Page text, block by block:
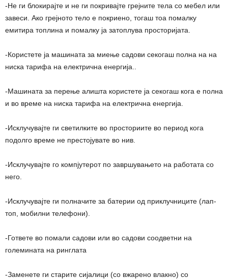
-Не ги блокирајте и не ги покривајте грејните тела со мебел или
завеси. Ако грејното тело е покриено, тогаш тоа помалку
емитира топлина и помалку ја затоплува просторијата.
-Користете ја машината за миење садови секогаш полна на на
ниска тарифа на електрична енергија..
-Машината за перење алишта користете ја секогаш кога е полна
и во време на ниска тарифа на електрична енергија.
-Исклучувајте ги светилките во просториите во период кога
подолго време не престојувате во нив.
-Исклучувајте го компјутерот по завршувањето на работата со
него.
-Исклучувајте ги полначите за батерии од приклучниците (лап-
топ, мобилни телефони).
-Гответе во помали садови или во садови соодветни на
големината на ринглата
-Заменете ги старите сијалици (со вжарено влакно) со